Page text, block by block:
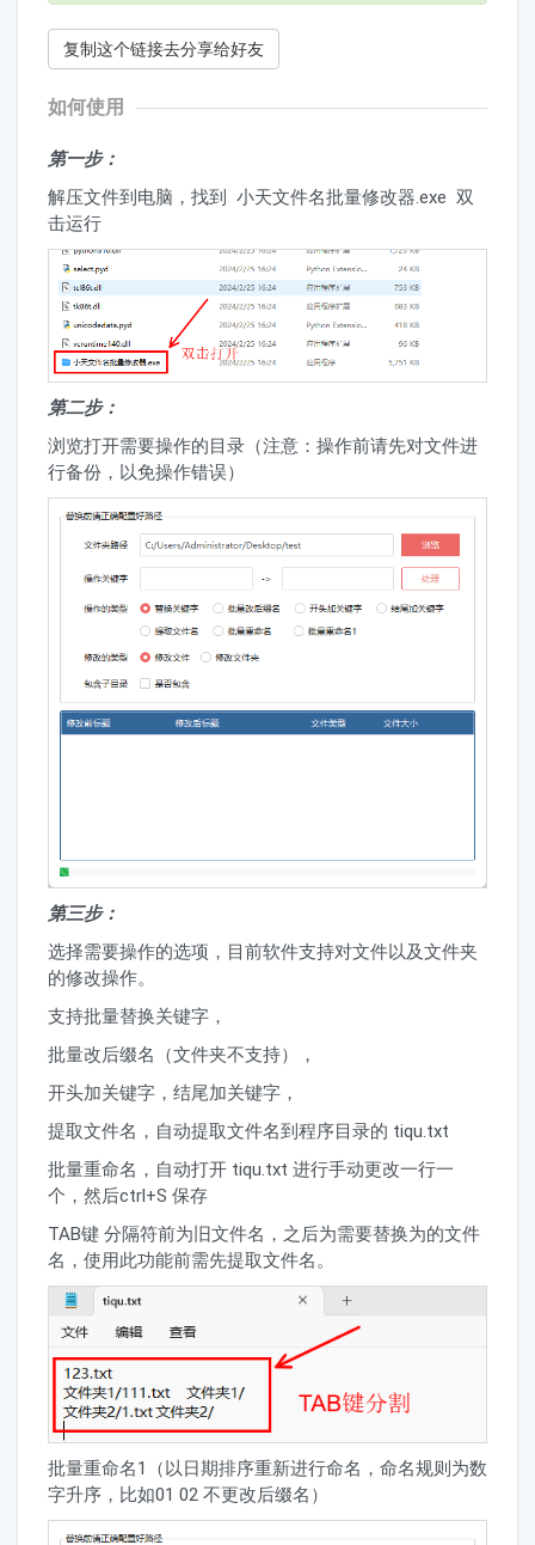
复制这个链接去分享给好友
如何使用
第一步：
解压文件到电脑，找到 小天文件名批量修改器.exe 双
击运行
第二步：
浏览打开需要操作的目录（注意：操作前请先对文件进
行备份，以免操作错误）
第三步：
选择需要操作的选项，目前软件支持对文件以及文件夹
的修改操作。
支持批量替换关键字，
批量改后缀名（文件夹不支持），
开头加关键字，结尾加关键字，
提取文件名，自动提取文件名到程序目录的 tiqu.txt
批量重命名，自动打开 tiqu.txt 进行手动更改一行一
个，然后ctrl+S 保存
TAB键 分隔符前为旧文件名，之后为需要替换为的文件
名，使用此功能前需先提取文件名。
批量重命名1（以日期排序重新进行命名，命名规则为数
字升序，比如01 02 不更改后缀名）